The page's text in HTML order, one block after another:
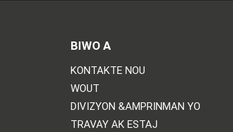
BIWO A
KONTAKTE NOU
WOUT
DIVIZYON &AMPRINMAN YO
TRAVAY AK ESTAJ